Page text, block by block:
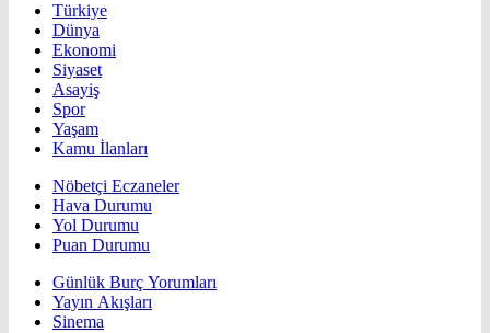
Türkiye
Dünya
Ekonomi
Siyaset
Asayiş
Spor
Yaşam
Kamu İlanları
Nöbetçi Eczaneler
Hava Durumu
Yol Durumu
Puan Durumu
Günlük Burç Yorumları
Yayın Akışları
Sinema